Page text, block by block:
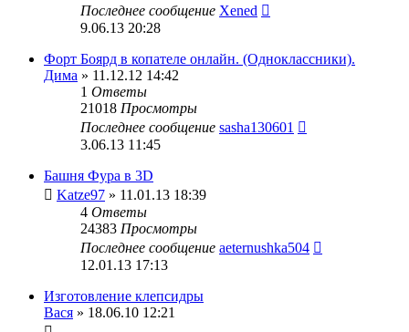
Последнее сообщение Xened
9.06.13 20:28
Форт Боярд в копателе онлайн. (Одноклассники).
Дима » 11.12.12 14:42
1 Ответы
21018 Просмотры
Последнее сообщение sasha130601
3.06.13 11:45
Башня Фура в 3D
Katze97 » 11.01.13 18:39
4 Ответы
24383 Просмотры
Последнее сообщение aeternushka504
12.01.13 17:13
Изготовление клепсидры
Вася » 18.06.10 12:21